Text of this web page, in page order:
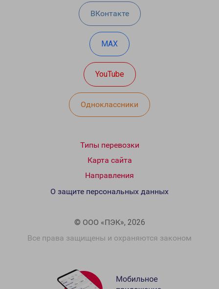
ВКонтакте
MAX
YouTube
Одноклассники
Типы перевозки
Карта сайта
Направления
© ООО «ПЭК», 2026
Все права защищены и охраняются законом
О защите персональных данных